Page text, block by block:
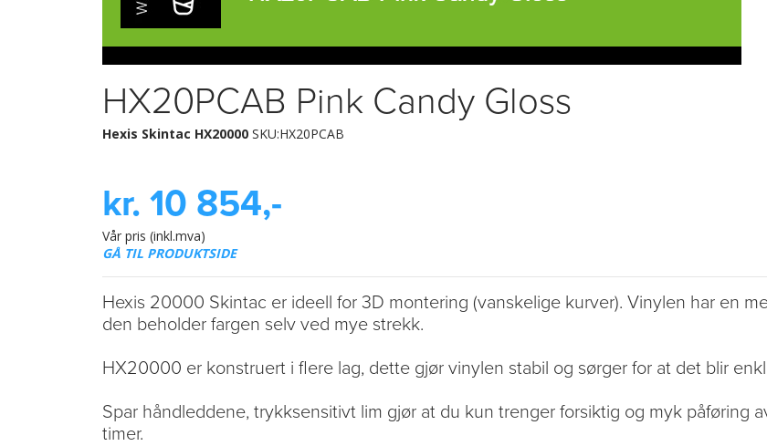
HX20PCAB Pink Candy Gloss
Hexis Skintac HX20000 SKU:HX20PCAB
kr. 10 854,-
Vår pris (inkl.mva)
GÅ TIL PRODUKTSIDE
Hexis 20000 Skintac er ideell for 3D montering (vanskelige kurver). Vinylen har en
den beholder fargen selv ved mye strekk.
HX20000 er konstruert i flere lag, dette gjør vinylen stabil og sørger for at det blir
Spar håndleddene, trykksensitivt lim gjør at du kun trenger forsiktig og myk påføring
timer.